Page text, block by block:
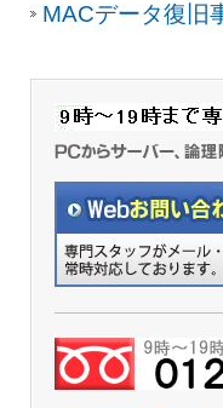
MACデータ復旧